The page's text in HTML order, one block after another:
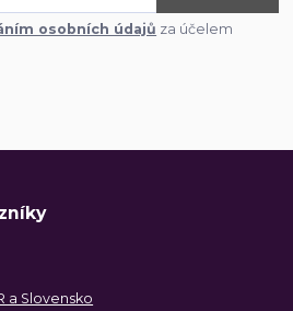
osobních údajů za účelem
a Slovensko